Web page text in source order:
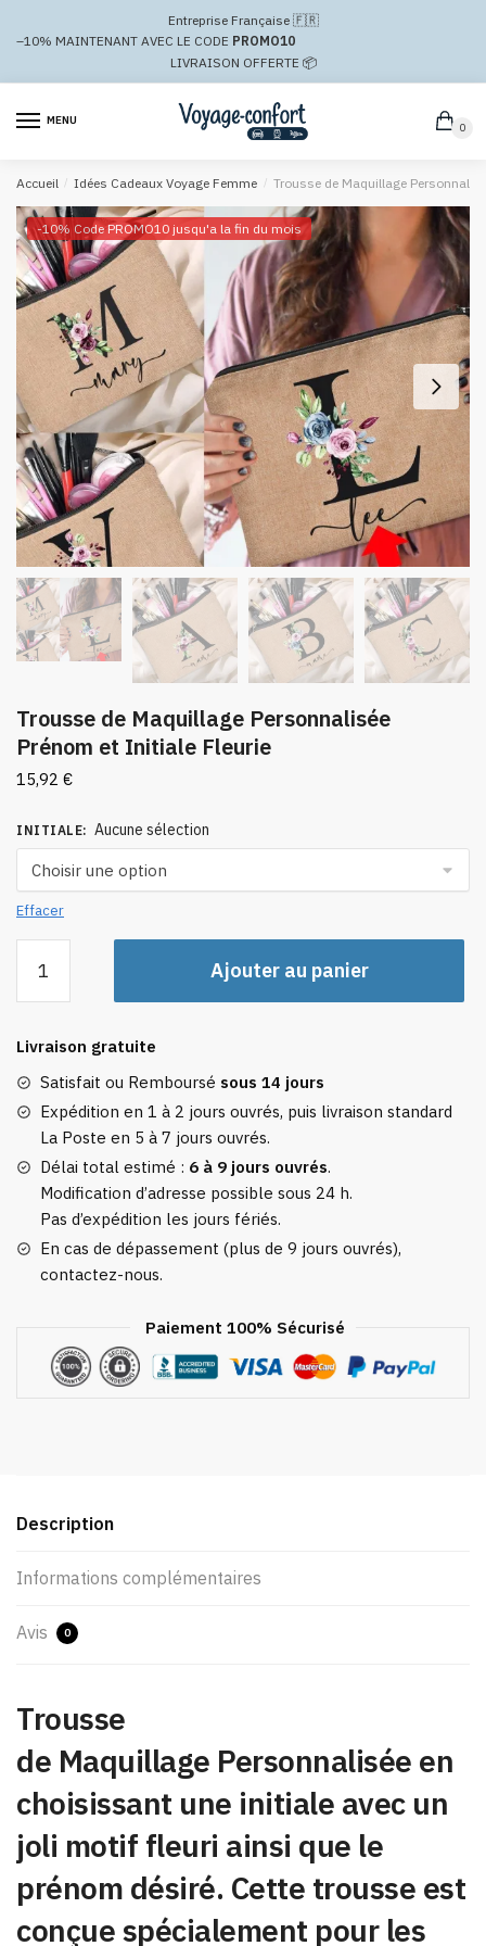
navigation
Entreprise Française 🇫🇷
–10% MAINTENANT AVEC LE CODE PROMO10
LIVRAISON OFFERTE 📦
MENU
0
Accueil / Idées Cadeaux Voyage Femme / Trousse de Maquillage
-10% Code PROMO10 jusqu'a la fin du mois
Trousse de Maquillage Personnalisée
Prénom et Initiale Fleurie
15,92 €
INITIALE: Aucune sélection
Effacer
Trousse
Maquillage
Personnalisée
Prénom
Initiale
Fleurie
Ajouter au panier
Livraison gratuite
Satisfait ou Remboursé sous 14 jours
Expédition en 1 à 2 jours ouvrés, puis livraison standard
La Poste en 5 à 7 jours ouvrés.
Délai total estimé : 6 à 9 jours ouvrés.
Modification d’adresse possible sous 24 h.
Pas d’expédition les jours fériés.
En cas de dépassement (plus de 9 jours ouvrés),
contactez-nous.
Paiement 100% Sécurisé
Description
Informations complémentaires
Avis 0
Trousse
de Maquillage Personnalisée en
choisissant une initiale avec un
joli motif fleuri ainsi que le
prénom désiré. Cette trousse est
conçue spécialement pour les